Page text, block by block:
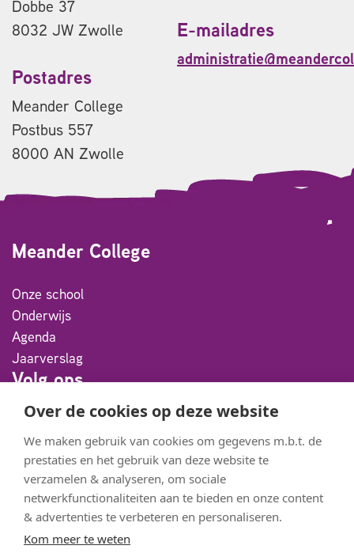
Over de cookies op deze website
We maken gebruik van cookies om gegevens m.b.t. de
prestaties en het gebruik van deze website te
verzamelen & analyseren, om sociale
netwerkfunctionaliteiten aan te bieden en onze content
& advertenties te verbeteren en personaliseren.
Kom meer te weten
Dobbe 37
8032 JW Zwolle
Postadres
Meander College
Postbus 557
8000 AN Zwolle
E-mailadres
Meander College
Onze school
Onderwijs
Agenda
Jaarverslag
Volg ons
Instagram
Youtube
Flickr
Partners